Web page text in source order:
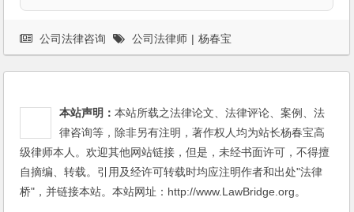
公司法律咨询 公司法律师 | 杨春宝
本站声明：本站所载之法律论文、法律评论、案例、法
律咨询等，除非另有注明，著作权人均为站长杨春宝高
级律师本人。欢迎其他网站链接，但是，未经书面许可，不得擅
自摘编、转载。引用及经许可转载时均应注明作者和出处"法律
桥"，并链接本站。本站网址：http://www.LawBridge.org。